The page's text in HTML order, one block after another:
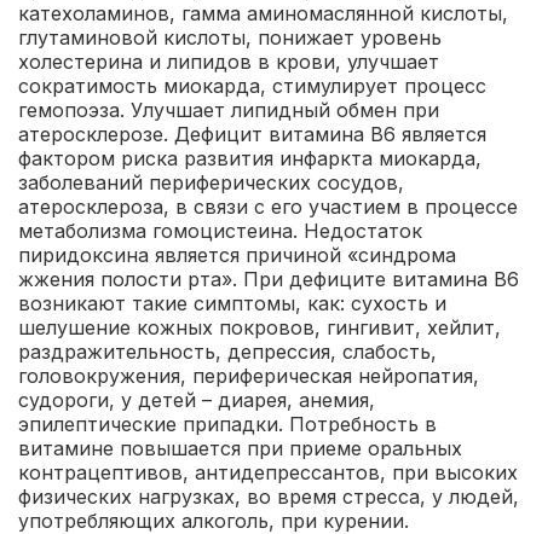
катехоламинов, гамма аминомаслянной кислоты,
глутаминовой кислоты, понижает уровень
холестерина и липидов в крови, улучшает
сократимость миокарда, стимулирует процесс
гемопоэза. Улучшает липидный обмен при
атеросклерозе. Дефицит витамина В6 является
фактором риска развития инфаркта миокарда,
заболеваний периферических сосудов,
атеросклероза, в связи с его участием в процессе
метаболизма гомоцистеина. Недостаток
пиридоксина является причиной «синдрома
жжения полости рта». При дефиците витамина В6
возникают такие симптомы, как: сухость и
шелушение кожных покровов, гингивит, хейлит,
раздражительность, депрессия, слабость,
головокружения, периферическая нейропатия,
судороги, у детей – диарея, анемия,
эпилептические припадки. Потребность в
витамине повышается при приеме оральных
контрацептивов, антидепрессантов, при высоких
физических нагрузках, во время стресса, у людей,
употребляющих алкоголь, при курении.